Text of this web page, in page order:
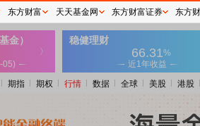
期指 期权 行情 数据 全球 美股 港股
东方财富 天天基金网 东方财富证券 东方